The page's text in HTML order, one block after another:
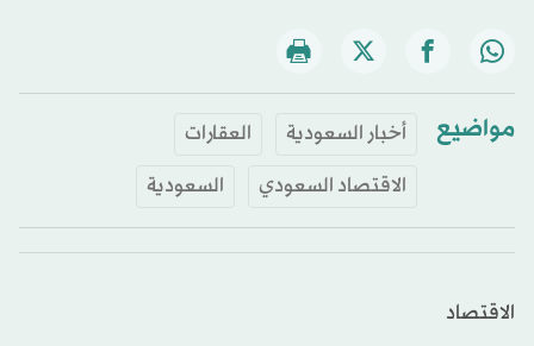
مواضيع أخبار السعودية
العقارات
الاقتصاد السعودي
السعودية
الاقتصاد